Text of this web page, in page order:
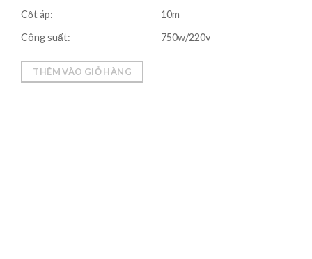
Cột áp:
10m
Công suất:
750w/220v
THÊM VÀO GIỎ HÀNG